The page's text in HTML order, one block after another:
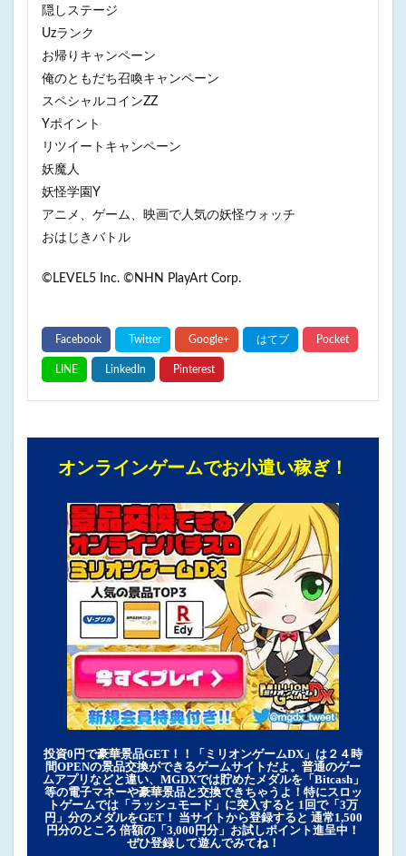
隠しステージ
Uzランク
お帰りキャンペーン
俺のともだち召喚キャンペーン
スペシャルコインZZ
Yポイント
リツイートキャンペーン
妖魔人
妖怪学園Y
アニメ、ゲーム、映画で人気の妖怪ウォッチ
おはじきバトル
©LEVEL5 Inc. ©NHN PlayArt Corp.
オンラインゲームでお小遣い稼ぎ！
投資0円で豪華景品GET！！「ミリオンゲームDX」は２４時
間OPENの景品交換ができるゲームサイトだよ。普通のゲー
ムアプリなどと違い、MGDXでは貯めたメダルを「Bitcash」
等の電子マネーや豪華景品と交換できちゃうよ！特にスロッ
トゲームでは「ラッシュモード」に突入すると 1回で「3万
円」分のメダルをGET！ 当サイトから登録すると 通常1,500
円分のところ 倍額の「3,000円分」お試しポイント進呈中！
ぜひ登録して遊んでみてね！